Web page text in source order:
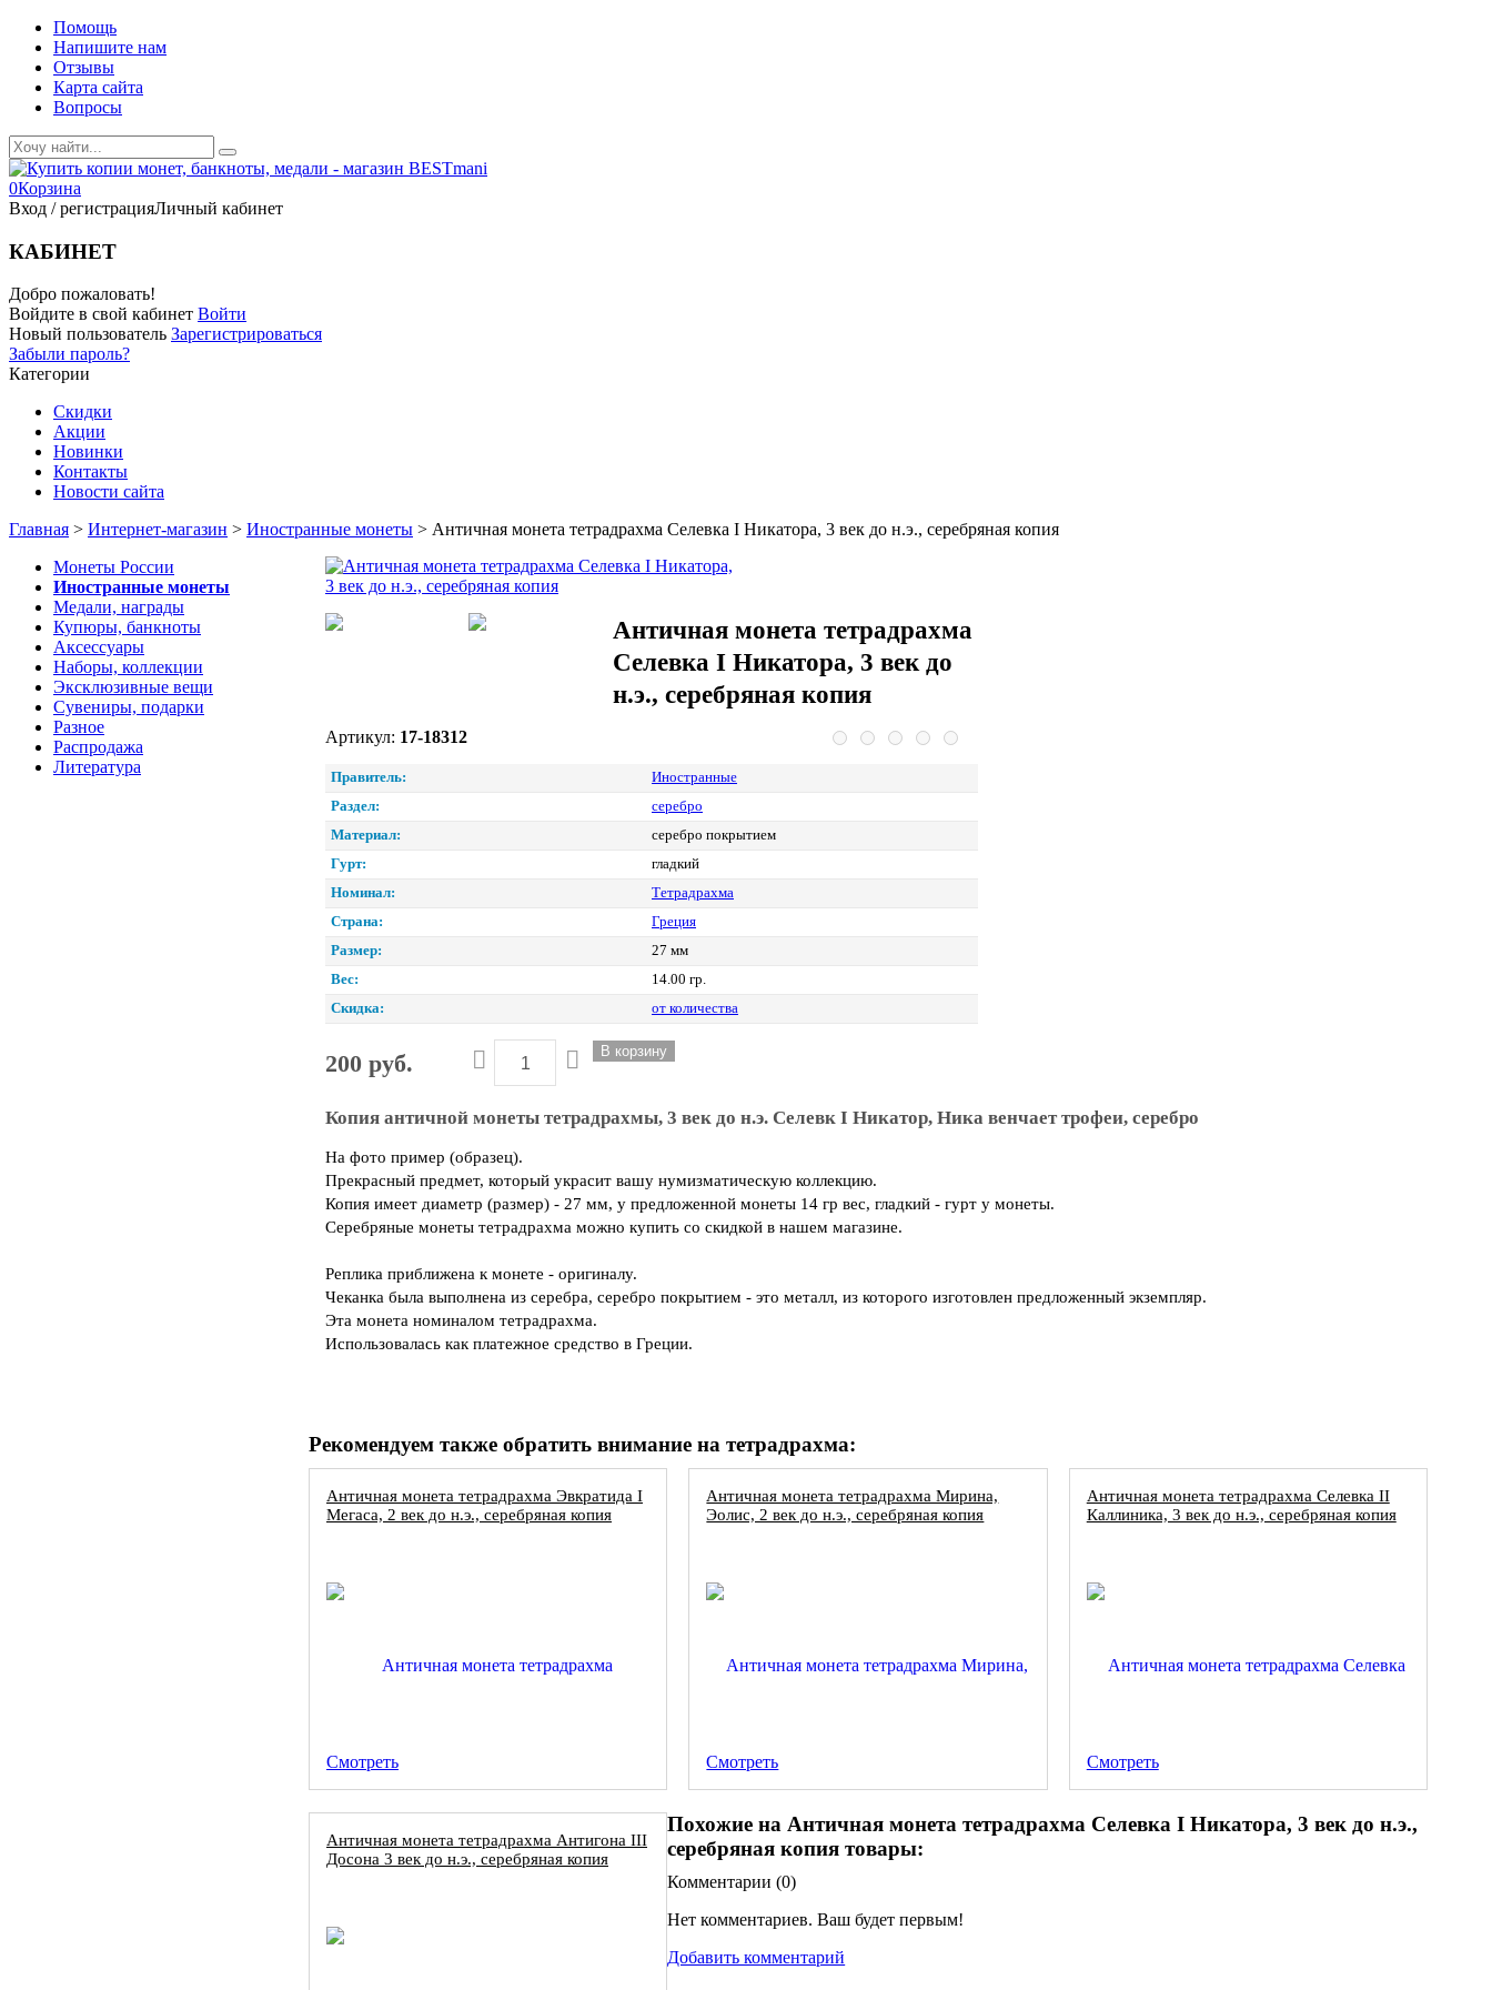
Помощь
Напишите нам
Отзывы
Карта сайта
Вопросы
0Корзина
Вход / регистрацияЛичный кабинет
КАБИНЕТ
Добро пожаловать!
Войдите в свой кабинет Войти
Новый пользователь Зарегистрироваться
Забыли пароль?
Категории
Скидки
Акции
Новинки
Контакты
Новости сайта
Главная > Интернет-магазин > Иностранные монеты > Античная монета тетрадрахма Селевка I Никатора, 3 век до н.э., серебряная копия
Античная монета тетрадрахма
Селевка I Никатора, 3 век до
н.э., серебряная копия
Артикул: 17-18312
Правитель:
Иностранные
Раздел:
серебро
Материал:
серебро покрытием
Гурт:
гладкий
Номинал:
Тетрадрахма
Страна:
Греция
Размер:
27 мм
Вес:
14.00 гр.
Скидка:
от количества
200 руб.
Копия античной монеты тетрадрахмы, 3 век до н.э. Селевк I Никатор, Ника венчает трофеи, серебро
На фото пример (образец).
Прекрасный предмет, который украсит вашу нумизматическую коллекцию.
Копия имеет диаметр (размер) - 27 мм, у предложенной монеты 14 гр вес, гладкий - гурт у монеты.
Серебряные монеты тетрадрахма можно купить со скидкой в нашем магазине.
Реплика приближена к монете - оригиналу.
Чеканка была выполнена из серебра, серебро покрытием - это металл, из которого изготовлен предложенный экземпляр.
Эта монета номиналом тетрадрахма.
Использовалась как платежное средство в Греции.
Рекомендуем также обратить внимание на тетрадрахма:
Античная монета тетрадрахма Эвкратида I
Мегаса, 2 век до н.э., серебряная копия
Смотреть
Античная монета тетрадрахма Мирина,
Эолис, 2 век до н.э., серебряная копия
Смотреть
Античная монета тетрадрахма Селевка II
Каллиника, 3 век до н.э., серебряная копия
Смотреть
Античная монета тетрадрахма Антигона III
Досона 3 век до н.э., серебряная копия
Похожие на Античная монета тетрадрахма Селевка I Никатора, 3 век до н.э.,
серебряная копия товары:
Комментарии (0)
Нет комментариев. Ваш будет первым!
Добавить комментарий
Монеты России
Иностранные монеты
Медали, награды
Купюры, банкноты
Аксессуары
Наборы, коллекции
Эксклюзивные вещи
Сувениры, подарки
Разное
Распродажа
Литература